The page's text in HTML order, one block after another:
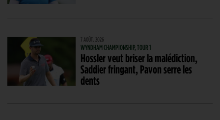
7 AOÛT. 2026
WYNDHAM CHAMPIONSHIP, TOUR 1
Hossler veut briser la malédiction,
Saddier fringant, Pavon serre les
dents